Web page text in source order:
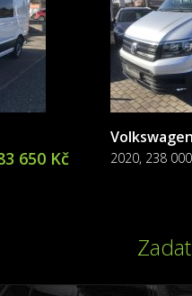
650 Kč 2020, 238